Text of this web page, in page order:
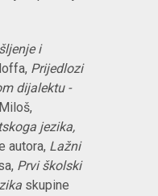
i
Prijedlozi
dijalektu -
jezika,
autora, Lažni
Prvi školski
skupine